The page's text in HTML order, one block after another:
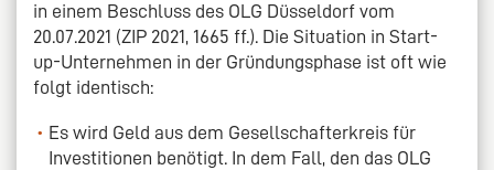
in einem Beschluss des OLG Düsseldorf vom
20.07.2021 (ZIP 2021, 1665 ff.). Die Situation in Start-
up-Unternehmen in der Gründungsphase ist oft wie
folgt identisch:
Es wird Geld aus dem Gesellschafterkreis für
Investitionen benötigt. In dem Fall, den das OLG